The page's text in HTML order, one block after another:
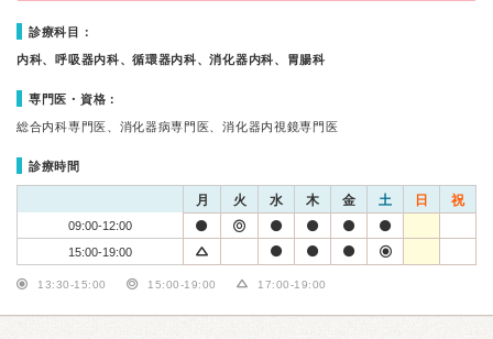
診療科目：
内科、呼吸器内科、循環器内科、消化器内科、胃腸科
専門医・資格：
総合内科専門医、消化器病専門医、消化器内視鏡専門医
診療時間
月 火 水 木 金 土 日 祝
09:00-12:00
15:00-19:00
13:30-15:00 15:00-19:00 17:00-19:00